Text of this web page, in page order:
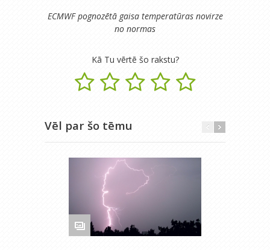
ECMWF pognozētā gaisa temperatūras novirze
no normas
Kā Tu vērtē šo rakstu?
Vēl par šo tēmu